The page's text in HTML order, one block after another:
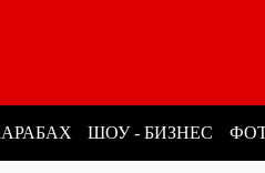
ШОУ - БИЗНЕС